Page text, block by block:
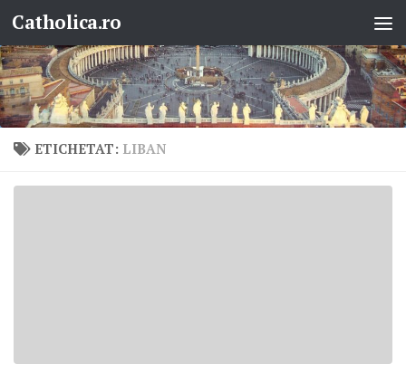
Skip to content
Catholica.ro
ETICHETAT: LIBAN